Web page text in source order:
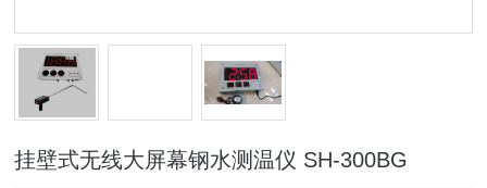
挂壁式无线大屏幕钢水测温仪 SH-300BG